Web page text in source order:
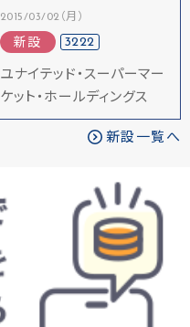
2015/03/02（月）
新設 3222
ユナイテッド・スーパーマー
ケット・ホールディングス
新設一覧へ